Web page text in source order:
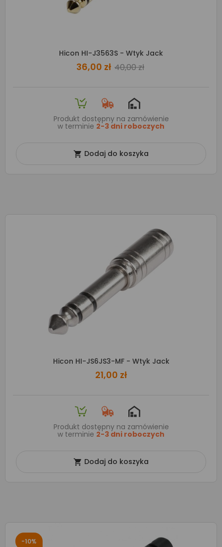
Hicon HI-J3563S - Wtyk Jack
36,00 zł 40,00 zł
Produkt dostępny na zamówienie
w terminie 2-3 dni roboczych
 Dodaj do koszyka
Hicon HI-JS6JS3-MF - Wtyk Jack
21,00 zł
Produkt dostępny na zamówienie
w terminie 2-3 dni roboczych
 Dodaj do koszyka
-10%